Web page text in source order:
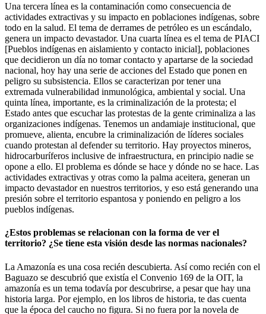
Una tercera línea es la contaminación como consecuencia de
actividades extractivas y su impacto en poblaciones indígenas, sobre
todo en la salud. El tema de derrames de petróleo es un escándalo,
genera un impacto devastador. Una cuarta línea es el tema de PIACI
[Pueblos indígenas en aislamiento y contacto inicial], poblaciones
que decidieron un día no tomar contacto y apartarse de la sociedad
nacional, hoy hay una serie de acciones del Estado que ponen en
peligro su subsistencia. Ellos se caracterizan por tener una
extremada vulnerabilidad inmunológica, ambiental y social. Una
quinta línea, importante, es la criminalización de la protesta; el
Estado antes que escuchar las protestas de la gente criminaliza a las
organizaciones indígenas. Tenemos un andamiaje institucional, que
promueve, alienta, encubre la criminalización de líderes sociales
cuando protestan al defender su territorio. Hay proyectos mineros,
hidrocarburíferos inclusive de infraestructura, en principio nadie se
opone a ello. El problema es dónde se hace y dónde no se hace. Las
actividades extractivas y otras como la palma aceitera, generan un
impacto devastador en nuestros territorios, y eso está generando una
presión sobre el territorio espantosa y poniendo en peligro a los
pueblos indígenas.
¿Estos problemas se relacionan con la forma de ver el
territorio? ¿Se tiene esta visión desde las normas nacionales?
La Amazonía es una cosa recién descubierta. Así como recién con el
Baguazo se descubrió que existía el Convenio 169 de la OIT, la
amazonía es un tema todavía por descubrirse, a pesar que hay una
historia larga. Por ejemplo, en los libros de historia, te das cuenta
que la época del caucho no figura. Si no fuera por la novela de